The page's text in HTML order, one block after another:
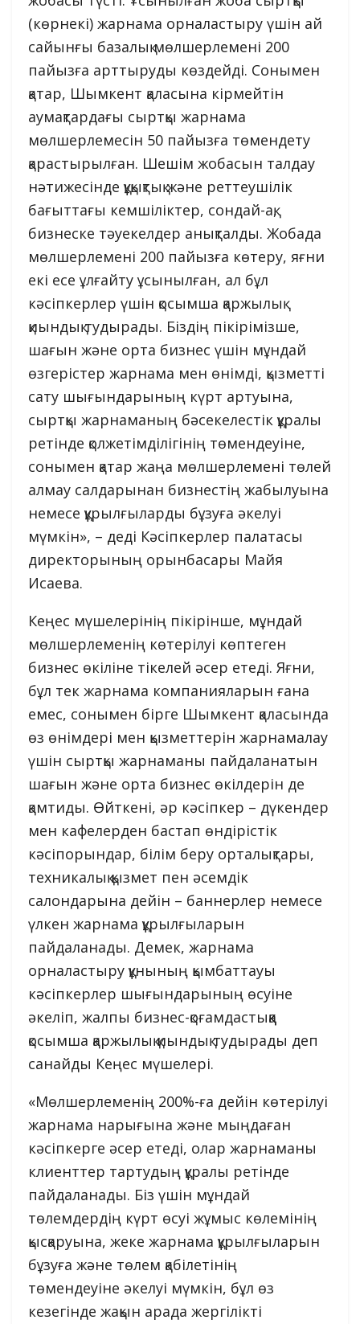
(көрнекі) жарнама орналастыру үшін ай
сайынғы базалық мөлшерлемені 200
пайызға арттыруды көздейді. Сонымен
қатар, Шымкент қаласына кірмейтін
аумақтардағы сыртқы жарнама
мөлшерлемесін 50 пайызға төмендету
қарастырылған. Шешім жобасын талдау
нәтижесінде құқықтық және реттеушілік
бағыттағы кемшіліктер, сондай-ақ,
бизнеске тәуекелдер анықталды. Жобада
мөлшерлемені 200 пайызға көтеру, яғни
екі есе ұлғайту ұсынылған, ал бұл
кәсіпкерлер үшін қосымша қаржылық
қиындық тудырады. Біздің пікірімізше,
шағын және орта бизнес үшін мұндай
өзгерістер жарнама мен өнімді, қызметті
сату шығындарының күрт артуына,
сыртқы жарнаманың бәсекелестік құралы
ретінде қолжетімділігінің төмендеуіне,
сонымен қатар жаңа мөлшерлемені төлей
алмау салдарынан бизнестің жабылуына
немесе құрылғыларды бұзуға әкелуі
мүмкін», – деді Кәсіпкерлер палатасы
директорының орынбасары Майя
Исаева.
Кеңес мүшелерінің пікірінше, мұндай
мөлшерлеменің көтерілуі көптеген
бизнес өкіліне тікелей әсер етеді. Яғни,
бұл тек жарнама компанияларын ғана
емес, сонымен бірге Шымкент қаласында
өз өнімдері мен қызметтерін жарнамалау
үшін сыртқы жарнаманы пайдаланатын
шағын және орта бизнес өкілдерін де
қамтиды. Өйткені, әр кәсіпкер – дүкендер
мен кафелерден бастап өндірістік
кәсіпорындар, білім беру орталықтары,
техникалық қызмет пен әсемдік
салондарына дейін – баннерлер немесе
үлкен жарнама құрылғыларын
пайдаланады. Демек, жарнама
орналастыру құнының қымбаттауы
кәсіпкерлер шығындарының өсуіне
әкеліп, жалпы бизнес-қоғамдастыққа
қосымша қаржылық қиындық тудырады деп
санайды Кеңес мүшелері.
«Мөлшерлеменің 200%-ға дейін көтерілуі
жарнама нарығына және мыңдаған
кәсіпкерге әсер етеді, олар жарнаманы
клиенттер тартудың құралы ретінде
пайдаланады. Біз үшін мұндай
төлемдердің күрт өсуі жұмыс көлемінің
қысқаруына, жеке жарнама құрылғыларын
бұзуға және төлем қабілетінің
төмендеуіне әкелуі мүмкін, бұл өз
кезегінде жақын арада жергілікті